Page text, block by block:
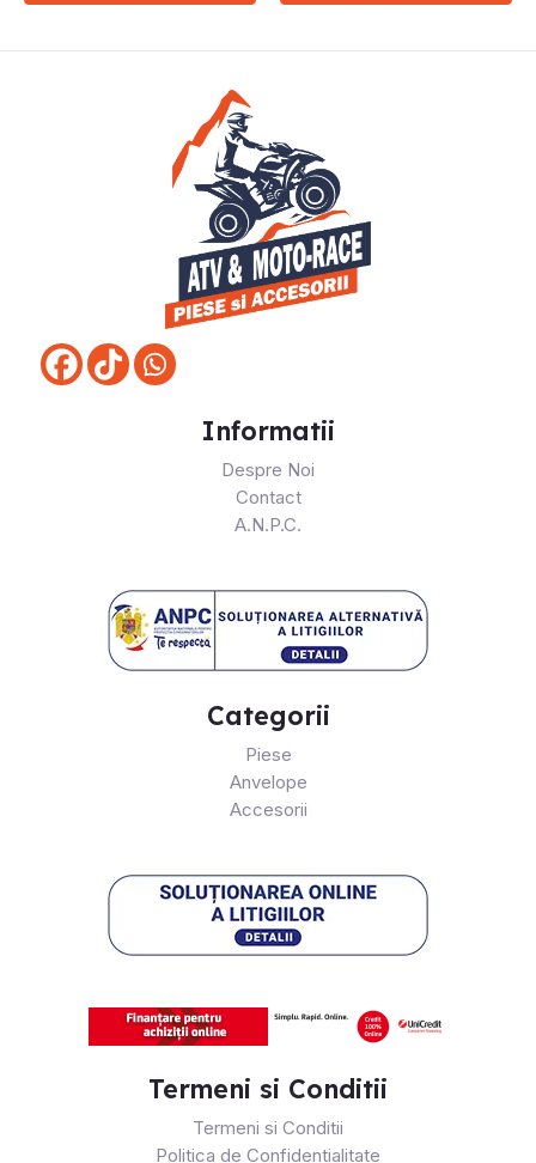
Informatii
Despre Noi
Contact
A.N.P.C.
Categorii
Piese
Anvelope
Accesorii
Termeni si Conditii
Termeni si Conditii
Politica de Confidentialitate